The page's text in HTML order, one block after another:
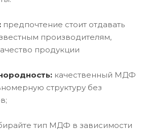
предпочтение стоит отдавать
производителям,
продукции
качественный МДФ
структуру без
тип МДФ в зависимости